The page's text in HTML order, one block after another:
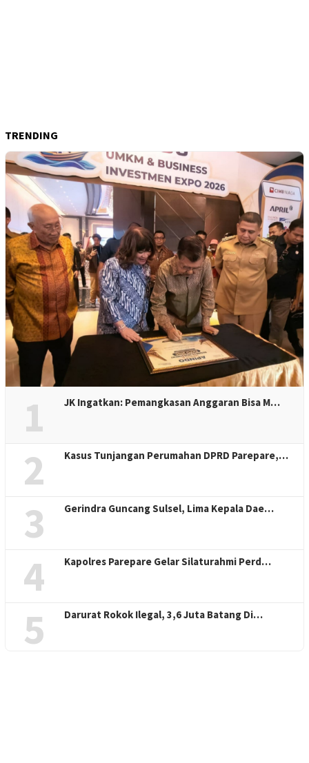
TRENDING
1 JK Ingatkan: Pemangkasan Anggaran Bisa M…
2 Kasus Tunjangan Perumahan DPRD Parepare,…
3 Gerindra Guncang Sulsel, Lima Kepala Dae…
4 Kapolres Parepare Gelar Silaturahmi Perd…
5 Darurat Rokok Ilegal, 3,6 Juta Batang Di…